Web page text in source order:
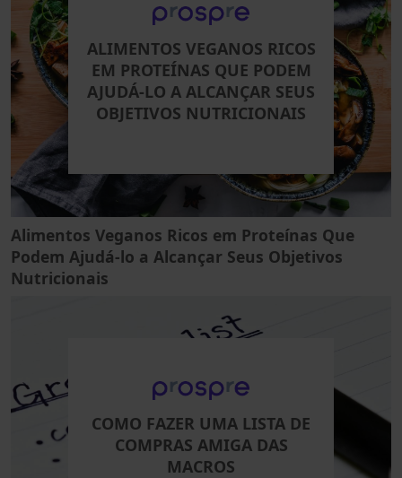
ALIMENTOS VEGANOS RICOS
EM PROTEÍNAS QUE PODEM
AJUDÁ-LO A ALCANÇAR SEUS
OBJETIVOS NUTRICIONAIS
Alimentos Veganos Ricos em Proteínas Que
Podem Ajudá-lo a Alcançar Seus Objetivos
Nutricionais
COMO FAZER UMA LISTA DE
COMPRAS AMIGA DAS
MACROS